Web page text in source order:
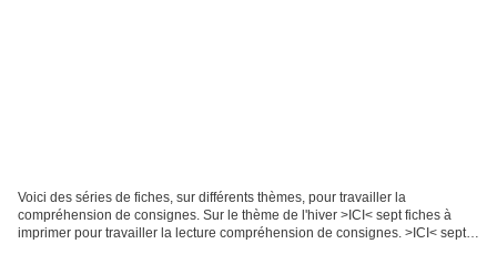
Voici des séries de fiches, sur différents thèmes, pour travailler la
compréhension de consignes. Sur le thème de l'hiver >ICI< sept fiches à
imprimer pour travailler la lecture compréhension de consignes. >ICI< sept